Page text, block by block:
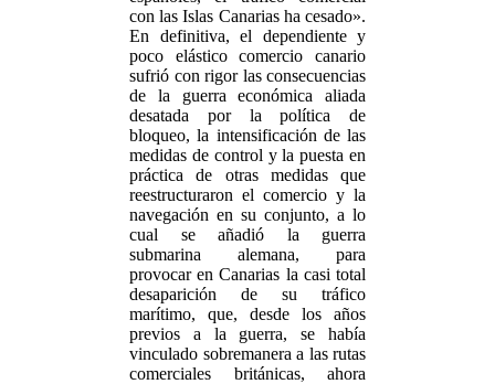
con las Islas Canarias ha cesado».
En definitiva, el dependiente y
poco elástico comercio canario
sufrió con rigor las consecuencias
de la guerra económica aliada
desatada por la política de
bloqueo, la intensificación de las
medidas de control y la puesta en
práctica de otras medidas que
reestructuraron el comercio y la
navegación en su conjunto, a lo
cual se añadió la guerra
submarina alemana, para
provocar en Canarias la casi total
desaparición de su tráfico
marítimo, que, desde los años
previos a la guerra, se había
vinculado sobremanera a las rutas
comerciales británicas, ahora